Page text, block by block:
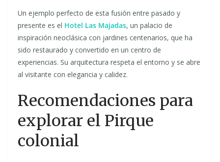
Un ejemplo perfecto de esta fusión entre pasado y
presente es el Hotel Las Majadas, un palacio de
inspiración neoclásica con jardines centenarios, que ha
sido restaurado y convertido en un centro de
experiencias. Su arquitectura respeta el entorno y se abre
al visitante con elegancia y calidez.
Recomendaciones para
explorar el Pirque
colonial